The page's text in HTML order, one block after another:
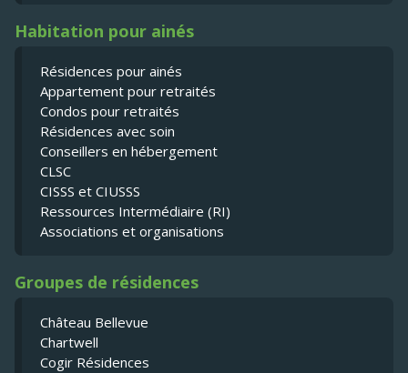
Habitation pour ainés
Résidences pour ainés
Appartement pour retraités
Condos pour retraités
Résidences avec soin
Conseillers en hébergement
CLSC
CISSS et CIUSSS
Ressources Intermédiaire (RI)
Associations et organisations
Groupes de résidences
Château Bellevue
Chartwell
Cogir Résidences